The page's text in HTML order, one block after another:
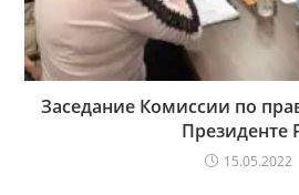
Заседание Комиссии по
Президенте
15.05.2022